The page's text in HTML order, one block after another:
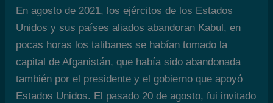
En agosto de 2021, los ejércitos de los Estados
Unidos y sus países aliados abandoran Kabul, en
pocas horas los talibanes se habían tomado la
capital de Afganistán, que había sido abandonada
también por el presidente y el gobierno que apoyó
Estados Unidos. El pasado 20 de agosto, fui invitado